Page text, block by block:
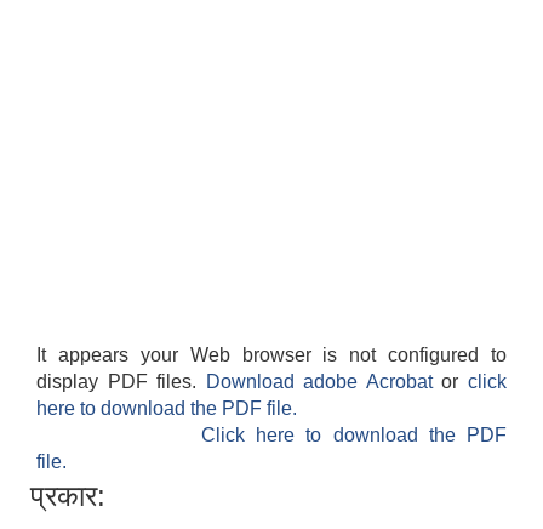
It appears your Web browser is not configured to
display PDF files.
Download adobe Acrobatorclick
here to download the PDF file.
Click here to download the PDF
file.
प्रकार: